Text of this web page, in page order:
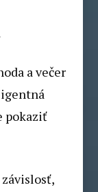
a večer
pokaziť